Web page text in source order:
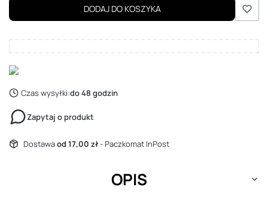
DODAJ DO KOSZYKA
Czas wysyłki:do 48 godzin
Zapytaj o produkt
Dostawaod 17,00 zł- Paczkomat InPost
OPIS